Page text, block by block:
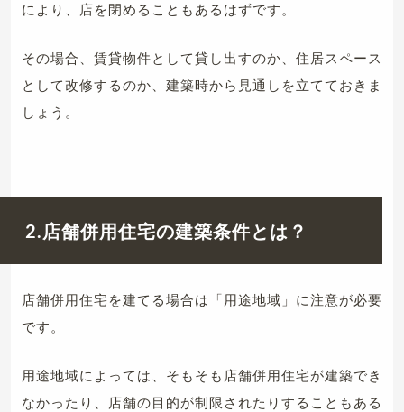
により、店を閉めることもあるはずです。
その場合、賃貸物件として貸し出すのか、住居スペース
として改修するのか、建築時から見通しを立てておきま
しょう。
2.店舗併用住宅の建築条件とは？
店舗併用住宅を建てる場合は「用途地域」に注意が必要
です。
用途地域によっては、そもそも店舗併用住宅が建築でき
なかったり、店舗の目的が制限されたりすることもある